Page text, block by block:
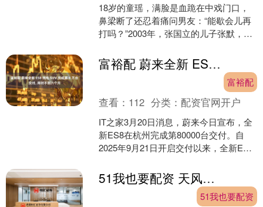
18岁的童瑶，满脸是血跪在中戏门口，
鼻梁断了还忍着痛问男友：“能歇会儿再
打吗？”2003年，张国立的儿子张默，面
想到，张默接下....
富裕配 蔚来全新 ES8 纯电 SUV 完成第 8 万台交付, 用时不到六个月
富裕配
查看： 112 分类：配资官网开户
IT之家3月20日消息，蔚来今日宣布，全
新ES8在杭州完成第80000台交付。自
2025年9月21日开启交付以来，全新ES8
车....
51我也要配资 天风证券：给予长飞光纤增持评级
51我也要配资